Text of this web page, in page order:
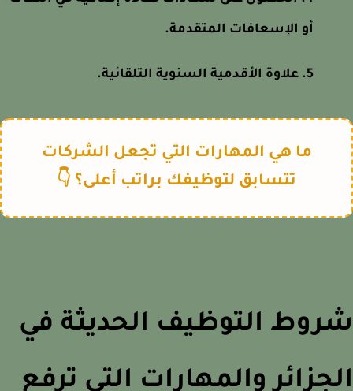
أو الإسعافات المتقدمة.
علاوة الأقدمية السنوية التلقائية.
ما هي المهارات التي تجعل الشركات
تتسابق لتوظيفك براتب أعلى؟ 👇
التوظيف الحديثة في
والمهارات التي ترفع